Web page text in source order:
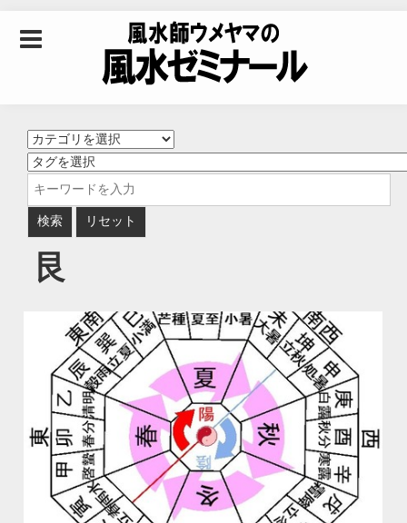
風水師ウメヤマの風
水ゼミナール｜風水
学・四柱推命学・易
学を合わせた立命講
座
艮